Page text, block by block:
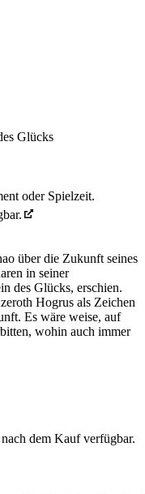
Glücks
oder Spielzeit.
über die Zukunft seines
in seiner
des Glücks, erschien.
Hogrus als Zeichen
Es wäre weise, auf
wohin auch immer
dem Kauf verfügbar.